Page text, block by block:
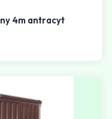
4m antracyt